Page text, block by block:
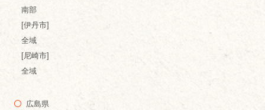
南部
[伊丹市]
全域
[尼崎市]
全域
広島県